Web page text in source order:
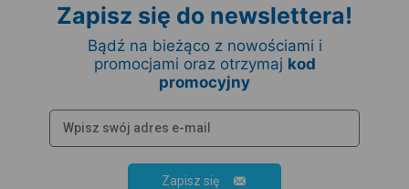
Zapisz się do newslettera!
Bądź na bieżąco z nowościami i
promocjami oraz otrzymaj kod
promocyjny
Zapisz się